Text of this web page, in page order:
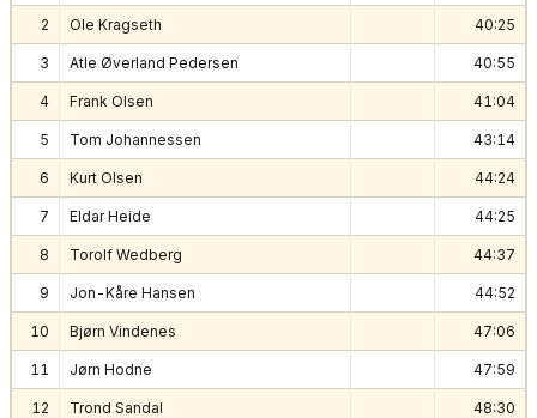
2 Ole Kragseth 40:25
3 Atle Øverland Pedersen 40:55
4 Frank Olsen 41:04
5 Tom Johannessen 43:14
6 Kurt Olsen 44:24
7 Eldar Heide 44:25
8 Torolf Wedberg 44:37
9 Jon-Kåre Hansen 44:52
10 Bjørn Vindenes 47:06
11 Jørn Hodne 47:59
12 Trond Sandal 48:30